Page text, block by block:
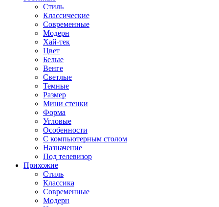
Стиль
Классические
Современные
Модерн
Хай-тек
Цвет
Белые
Венге
Светлые
Темные
Размер
Мини стенки
Форма
Угловые
Особенности
С компьютерным столом
Назначение
Под телевизор
Прихожие
Стиль
Классика
Современные
Модерн